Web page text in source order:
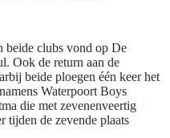
beide clubs vond op De
Ook de return aan de
beide ploegen één keer het
Waterpoort Boys
die met zevenenveertig
tijden de zevende plaats